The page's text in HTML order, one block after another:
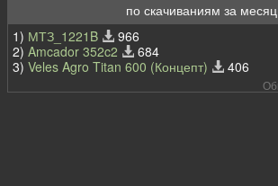
по скачиваниям за месяц
1) МТЗ_1221B
966
2) Amcador 352c2
684
3) Veles Agro Titan 600 (Концепт) 406